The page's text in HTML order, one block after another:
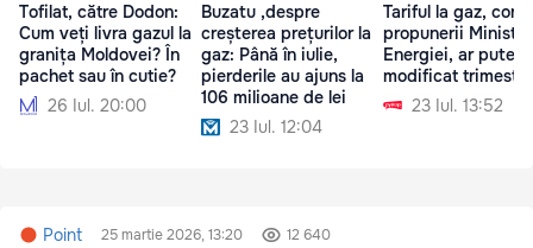
Tofilat, către Dodon:
Cum veți livra gazul la
granița Moldovei? În
pachet sau în cutie?
26 Iul. 20:00
Buzatu ,despre
creșterea prețurilor la
gaz: Până în iulie,
pierderile au ajuns la
106 milioane de lei
23 Iul. 12:04
Tariful la gaz,
propunerii
Energiei, ar putea
modificat
23 Iul. 13:52
Point 25 martie 2026, 13:20 12 640